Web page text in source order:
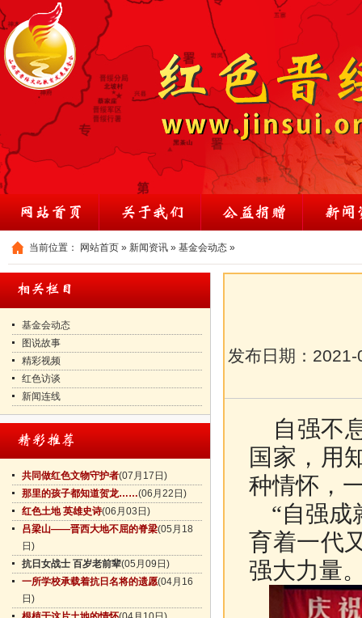
当前位置： 网站首页 » 新闻资讯 » 基金会动态 »
基金会动态
图说故事
精彩视频
红色访谈
新闻连线
共同做红色文物守护者(07月17日)
那里的孩子都知道贺龙……(06月22日)
红色土地 英雄史诗(06月03日)
吕梁山——晋西大地不屈的脊梁(05月18
日)
抗日女战士 百岁老前辈(05月09日)
一所学校承载着抗日名将的遗愿(04月16
日)
发布日期： 2021-
自强不
国家，用
种情怀，
“自强成
育着一代
强大力量